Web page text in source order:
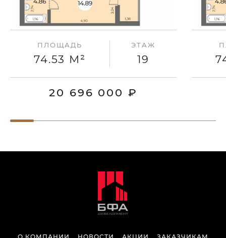
ПЛОЩАДЬ
74.53 М²
ЭТАЖ
19
20 696 000 ₽